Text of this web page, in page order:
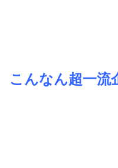
こんなん超一流